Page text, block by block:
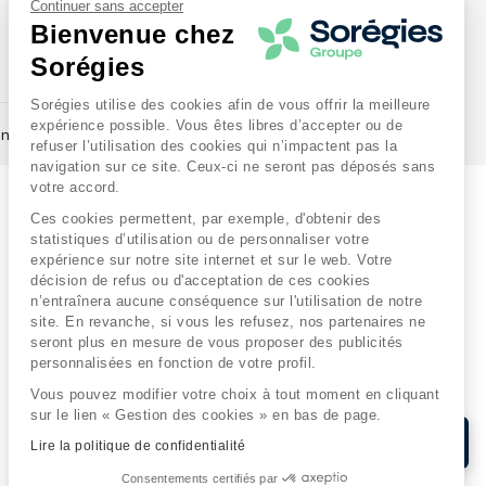
Continuer sans accepter
Bienvenue chez
Sorégies
Sorégies utilise des cookies afin de vous offrir la meilleure
expérience possible. Vous êtes libres d’accepter ou de
refuser l’utilisation des cookies qui n’impactent pas la
navigation sur ce site. Ceux-ci ne seront pas déposés sans
votre accord.
Ces cookies permettent, par exemple, d'obtenir des
statistiques d’utilisation ou de personnaliser votre
expérience sur notre site internet et sur le web. Votre
décision de refus ou d'acceptation de ces cookies
n’entraînera aucune conséquence sur l'utilisation de notre
site. En revanche, si vous les refusez, nos partenaires ne
seront plus en mesure de vous proposer des publicités
personnalisées en fonction de votre profil.
Vous pouvez modifier votre choix à tout moment en cliquant
sur le lien « Gestion des cookies » en bas de page.
Lire la politique de confidentialité
Consentements certifiés par
L'énergie est notre avenir,
économisons-là !
autres fournisseurs